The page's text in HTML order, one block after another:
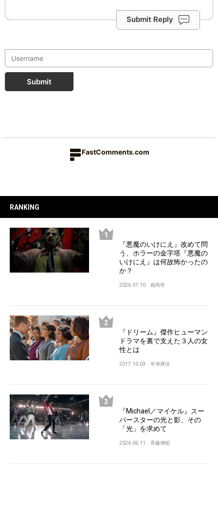
Submit Reply
Submit
FastComments.com
RANKING
『悪魔のいけにえ』改めて問
う、ホラーの金字塔『悪魔の
いけにえ』は何故怖かったの
か？
2026.01.10 相馬学
『ドリーム』傑作ヒューマン
ドラマを裏で支えた３人の女
性とは
2017.10.03 牛津厚信
『Michael／マイケル』スー
パースターの光と影、その
「光」を求めて
2026.06.11 斉藤博昭